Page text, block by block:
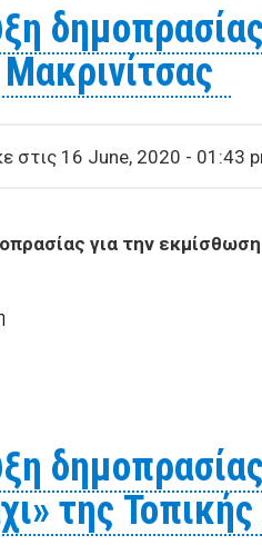
στις 16 June, 2020 - 01:43
για την
Διακήρυξη δημοπρασίας
της